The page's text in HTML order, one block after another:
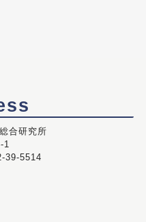
合研究所
1
39-5514